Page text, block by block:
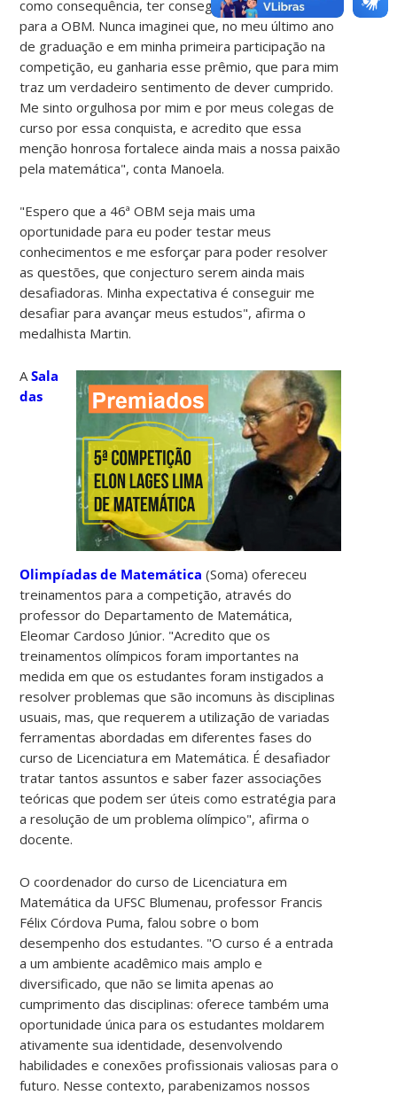
como consequência, ter conseguido a classificação
para a OBM. Nunca imaginei que, no meu último ano
de graduação e em minha primeira participação na
competição, eu ganharia esse prêmio, que para mim
traz um verdadeiro sentimento de dever cumprido.
Me sinto orgulhosa por mim e por meus colegas de
curso por essa conquista, e acredito que essa
menção honrosa fortalece ainda mais a nossa paixão
pela matemática", conta Manoela.
"Espero que a 46ª OBM seja mais uma
oportunidade para eu poder testar meus
conhecimentos e me esforçar para poder resolver
as questões, que conjecturo serem ainda mais
desafiadoras. Minha expectativa é conseguir me
desafiar para avançar meus estudos", afirma o
medalhista Martin.
ASala
das
Olimpíadas de Matemática (Soma) ofereceu
treinamentos para a competição, através do
professor do Departamento de Matemática,
Eleomar Cardoso Júnior. "Acredito que os
treinamentos olímpicos foram importantes na
medida em que os estudantes foram instigados a
resolver problemas que são incomuns às disciplinas
usuais, mas, que requerem a utilização de variadas
ferramentas abordadas em diferentes fases do
curso de Licenciatura em Matemática. É desafiador
tratar tantos assuntos e saber fazer associações
teóricas que podem ser úteis como estratégia para
a resolução de um problema olímpico", afirma o
docente.
O coordenador do curso de Licenciatura em
Matemática da UFSC Blumenau, professor Francis
Félix Córdova Puma, falou sobre o bom
desempenho dos estudantes. "O curso é a entrada
a um ambiente acadêmico mais amplo e
diversificado, que não se limita apenas ao
cumprimento das disciplinas: oferece também uma
oportunidade única para os estudantes moldarem
ativamente sua identidade, desenvolvendo
habilidades e conexões profissionais valiosas para o
futuro. Nesse contexto, parabenizamos nossos